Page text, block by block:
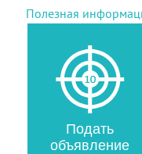
Полезная
Подать
объявление